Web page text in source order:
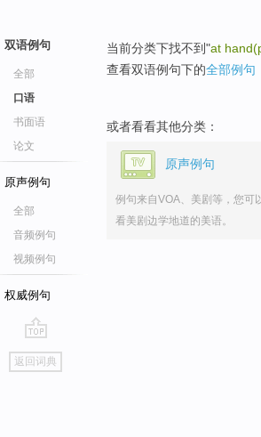
双语例句
全部
口语
书面语
论文
原声例句
全部
音频例句
视频例句
权威例句
go
top
返回词典
当前分类下找不到"at
查看双语例句下的全部例句
或者看看其他分类：
原声例句
例句来自VOA、美剧等，您可
看美剧边学地道的美语。